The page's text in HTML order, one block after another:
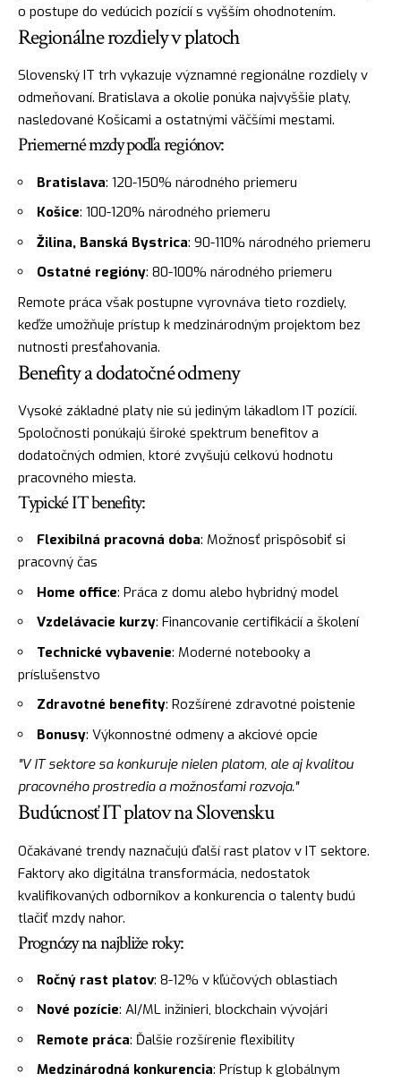
o postupe do vedúcich pozícií s vyšším ohodnotením.
Regionálne rozdiely v platoch
Slovenský IT trh vykazuje významné regionálne rozdiely v
odmeňovaní. Bratislava a okolie ponúka najvyššie platy,
nasledované Košicami a ostatnými väčšími mestami.
Priemerné mzdy podľa regiónov:
Bratislava: 120-150% národného priemeru
Košice: 100-120% národného priemeru
Žilina, Banská Bystrica: 90-110% národného priemeru
Ostatné regióny: 80-100% národného priemeru
Remote práca však postupne vyrovnáva tieto rozdiely,
keďže umožňuje prístup k medzinárodným projektom bez
nutnosti presťahovania.
Benefity a dodatočné odmeny
Vysoké základné platy nie sú jediným lákadlom IT pozícií.
Spoločnosti ponúkajú široké spektrum benefitov a
dodatočných odmien, ktoré zvyšujú celkovú hodnotu
pracovného miesta.
Typické IT benefity:
Flexibilná pracovná doba: Možnosť prispôsobiť si
pracovný čas
Home office: Práca z domu alebo hybridný model
Vzdelávacie kurzy: Financovanie certifikácií a školení
Technické vybavenie: Moderné notebooky a
príslušenstvo
Zdravotné benefity: Rozšírené zdravotné poistenie
Bonusy: Výkonnostné odmeny a akciové opcie
"V IT sektore sa konkuruje nielen platom, ale aj kvalitou
pracovného prostredia a možnosťami rozvoja."
Budúcnosť IT platov na Slovensku
Očakávané trendy naznačujú ďalší rast platov v IT sektore.
Faktory ako digitálna transformácia, nedostatok
kvalifikovaných odborníkov a konkurencia o talenty budú
tlačiť mzdy nahor.
Prognózy na najbliže roky:
Ročný rast platov: 8-12% v kľúčových oblastiach
Nové pozície: AI/ML inžinieri, blockchain vývojári
Remote práca: Ďalšie rozšírenie flexibility
Medzinárodná konkurencia: Prístup k globálnym